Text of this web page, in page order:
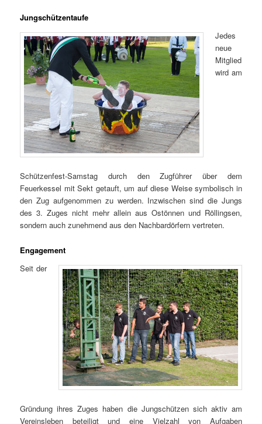
Jungschützentaufe
Jedes
neue
Mitglied
wird am
Schützenfest-Samstag durch den Zugführer über dem
Feuerkessel mit Sekt getauft, um auf diese Weise symbolisch in
den Zug aufgenommen zu werden. Inzwischen sind die Jungs
des 3. Zuges nicht mehr allein aus Ostönnen und Röllingsen,
sondern auch zunehmend aus den Nachbardörfern vertreten.
Engagement
Seit der
Gründung ihres Zuges haben die Jungschützen sich aktiv am
Vereinsleben beteiligt und eine Vielzahl von Aufgaben